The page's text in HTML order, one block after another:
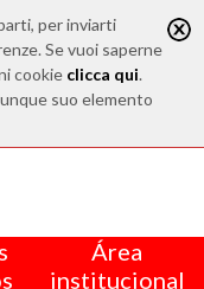
per inviarti
Se vuoi saperne
cookie clicca qui.
suo elemento
Área
institucional